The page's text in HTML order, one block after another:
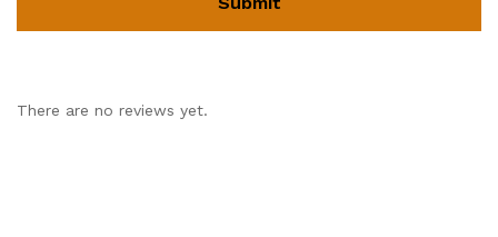
There are no reviews yet.